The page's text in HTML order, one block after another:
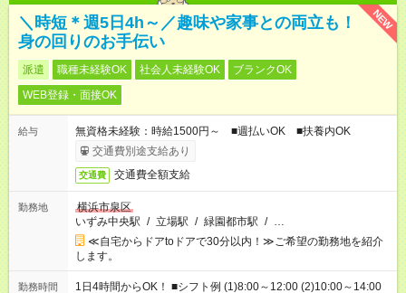
NEW
＼時短＊週5日4h～／趣味や家事との両立も！
身の回りのお手伝い
派遣 職種未経験OK 社会人未経験OK
ブランクOK
WEB登録・面接OK
給与
無資格未経験：時給1500円～ ■週払いOK ■扶養内OK
交通費別途支給あり
交通費 交通費全額支給
勤務地
横浜市泉区
いずみ中央駅 / 立場駅 / 緑園都市駅 / …
≪自宅からドアtoドアで30分以内！≫ご希望の勤務地を紹介
します。
勤務時間
1日4時間からOK！ ■シフト例 (1)8:00～12:00 (2)10:00～14:00